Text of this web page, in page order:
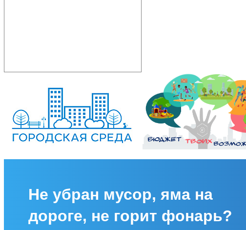
Не убран мусор, яма на
дороге, не горит фонарь?